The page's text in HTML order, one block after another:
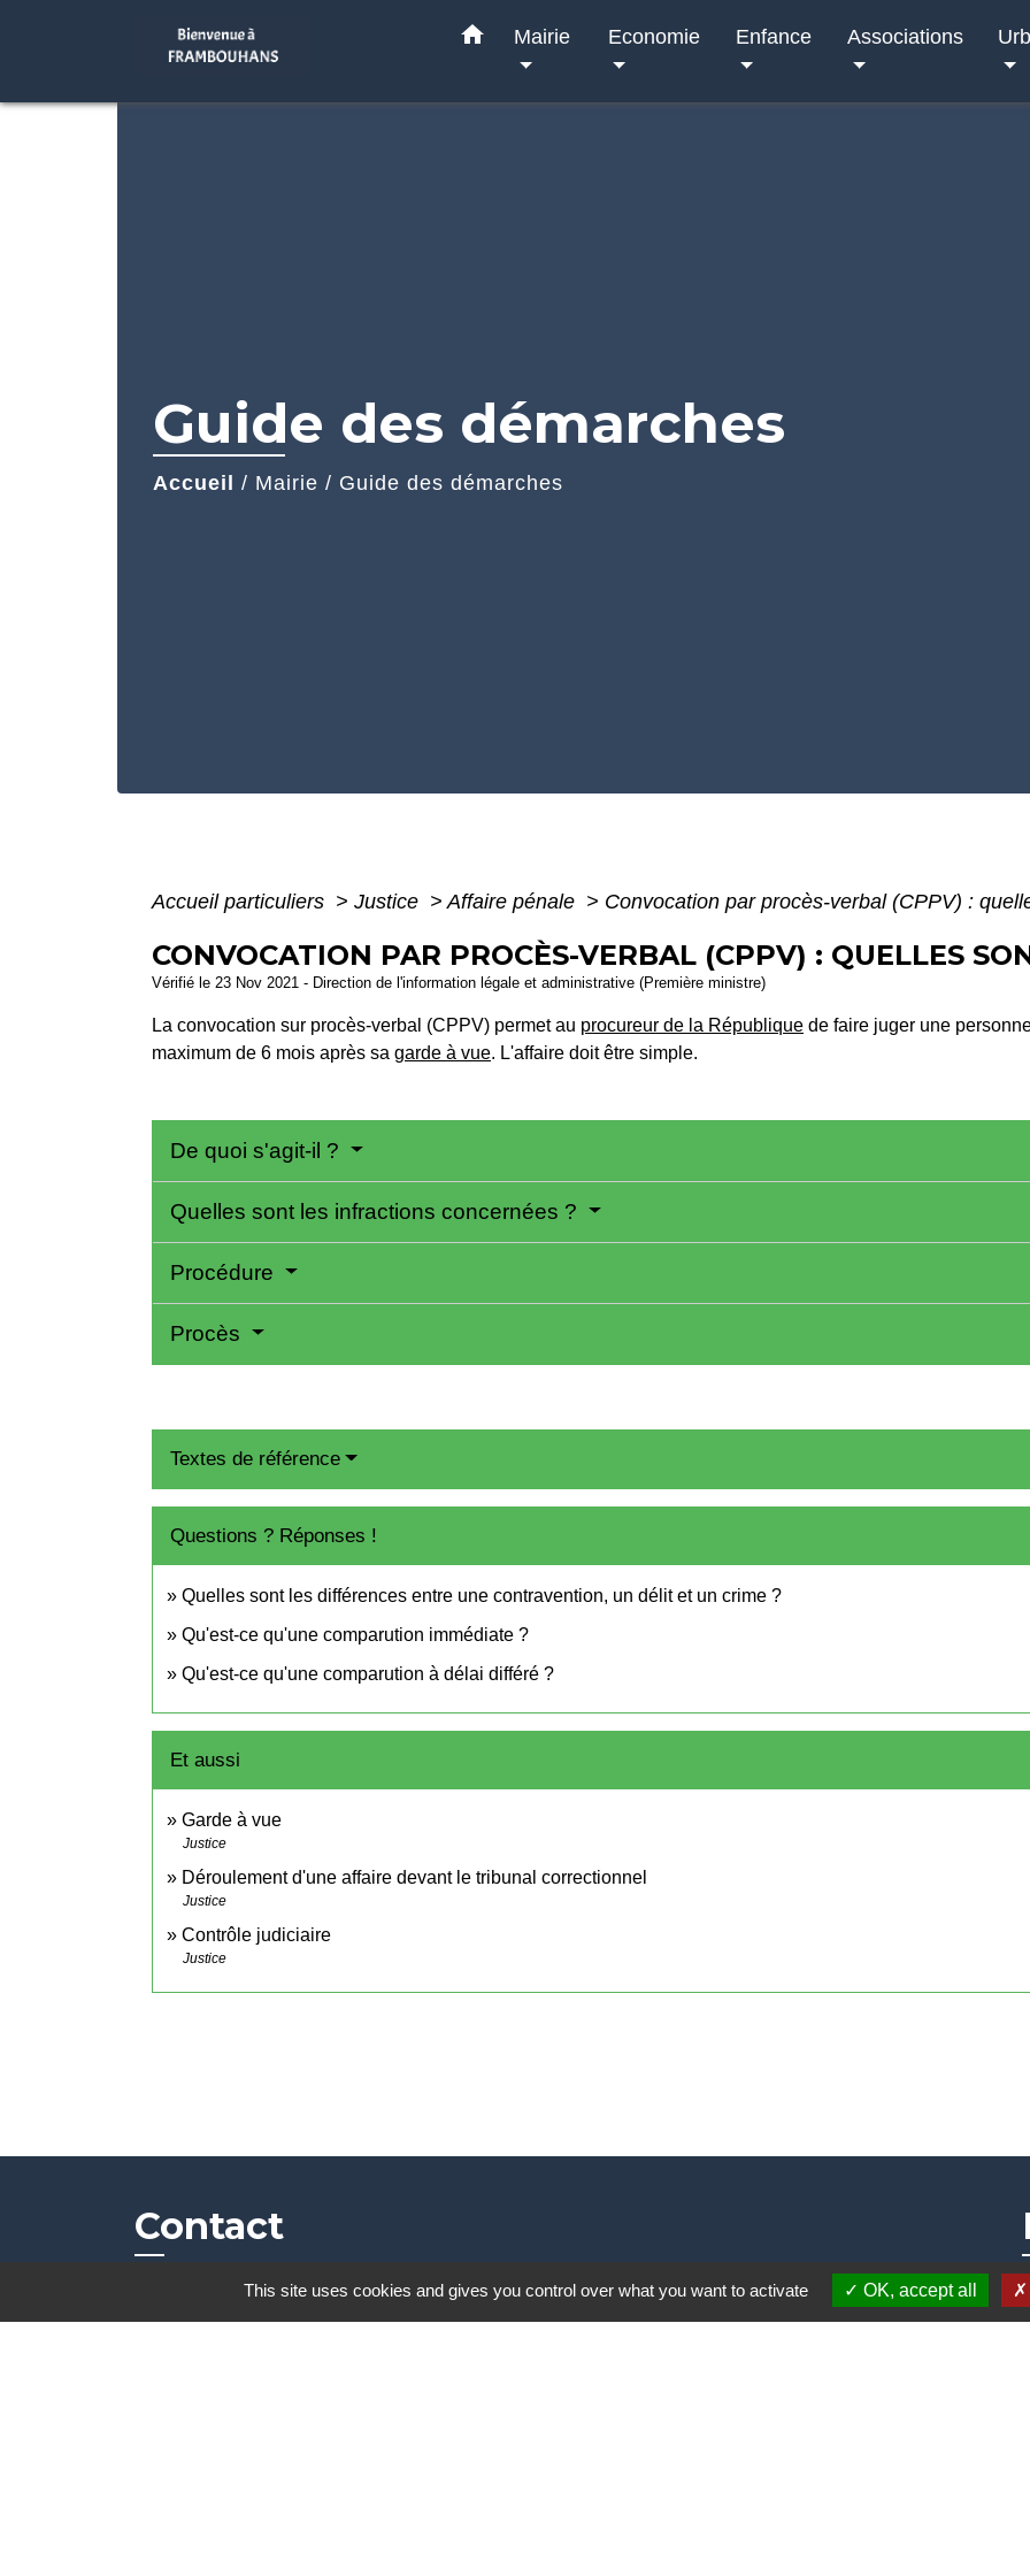
home Mairie Economie Enfance Associations
Guide des démarches
Accueil / Mairie / Guide des démarches
Accueil particuliers > Justice > Affaire pénale > Convocation par procès-verbal (CPPV) :
CONVOCATION PAR PROCÈS-VERBAL (CPPV) : QUELLES
Vérifié le 23 Nov 2021 - Direction de l'information légale et administrative (Première ministre)
La convocation sur procès-verbal (CPPV) permet au procureur de la République de faire juger une
maximum de 6 mois après sa garde à vue. L'affaire doit être simple.
De quoi s'agit-il ?
Quelles sont les infractions concernées ?
Procédure
Procès
Textes de référence
Questions ? Réponses !
Quelles sont les différences entre une contravention, un délit et un crime ?
Qu'est-ce qu'une comparution immédiate ?
Qu'est-ce qu'une comparution à délai différé ?
Et aussi
Garde à vue
Justice
Déroulement d'une affaire devant le tribunal correctionnel
Justice
Contrôle judiciaire
Justice
Contact
This site uses cookies and gives you control over what you want to activate OK, accept all